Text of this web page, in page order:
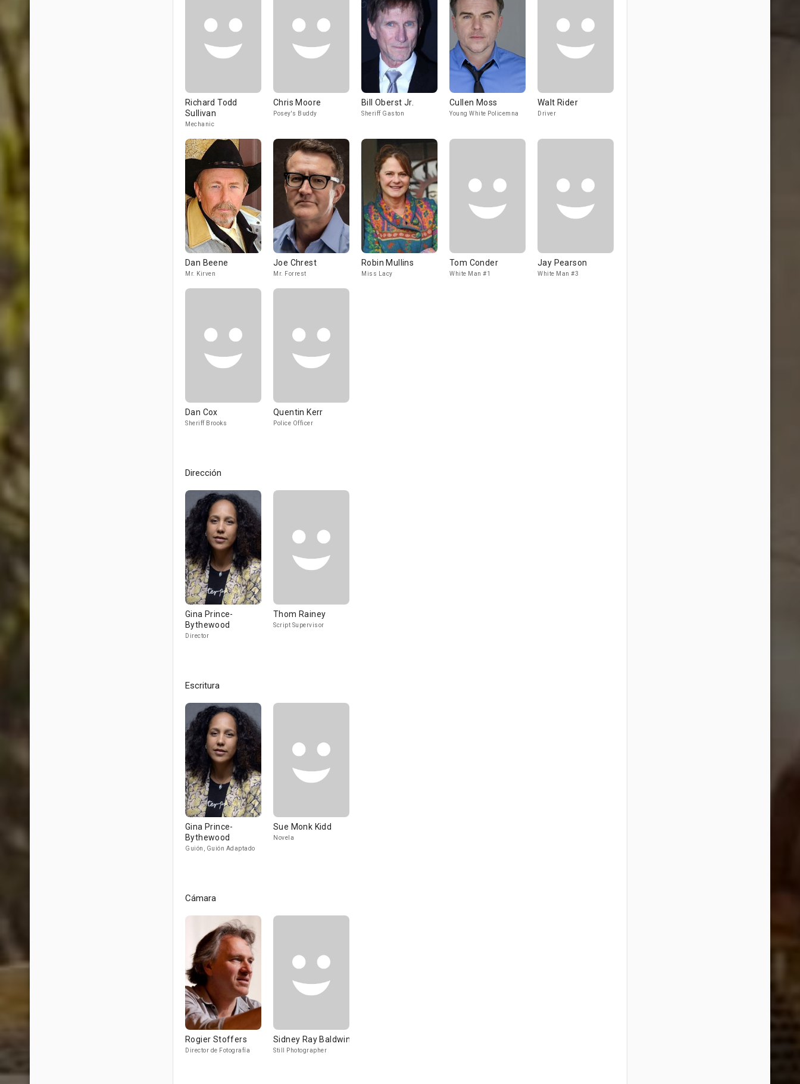
Richard Todd
Sullivan
Mechanic
Chris Moore
Posey's Buddy
Bill Oberst Jr.
Sheriff Gaston
Cullen Moss
Young White Policemna
Walt Rider
Driver
Dan Beene
Mr. Kirven
Joe Chrest
Mr. Forrest
Robin Mullins
Miss Lacy
Tom Conder
White Man #1
Jay Pearson
White Man #3
Dan Cox
Sheriff Brooks
Quentin Kerr
Police Officer
Dirección
Gina Prince-
Bythewood
Director
Thom Rainey
Script Supervisor
Escritura
Gina Prince-
Bythewood
Guión, Guión Adaptado
Sue Monk Kidd
Novela
Cámara
Rogier Stoffers
Director de Fotografía
Sidney Ray Baldwin
Still Photographer